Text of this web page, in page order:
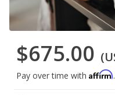
$675.00
Pay over time with Affirm